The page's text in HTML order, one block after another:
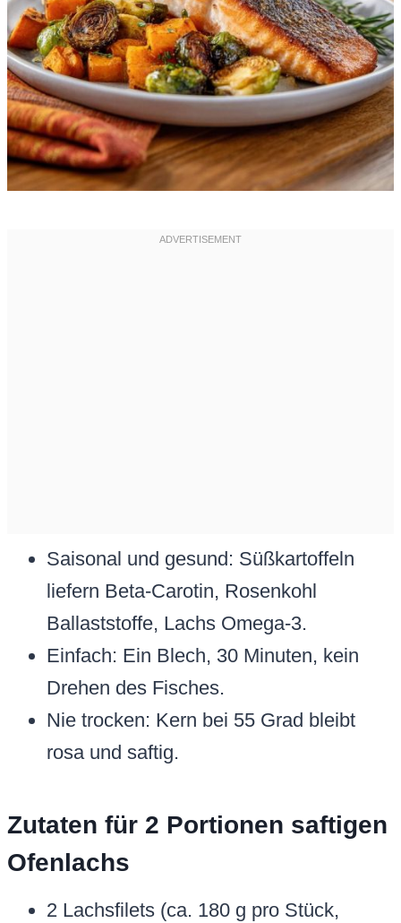
Saisonal und gesund: Süßkartoffeln
liefern Beta-Carotin, Rosenkohl
Ballaststoffe, Lachs Omega-3.
Einfach: Ein Blech, 30 Minuten, kein
Drehen des Fisches.
Nie trocken: Kern bei 55 Grad bleibt
rosa und saftig.
Zutaten für 2 Portionen saftigen
Ofenlachs
2 Lachsfilets (ca. 180 g pro Stück,